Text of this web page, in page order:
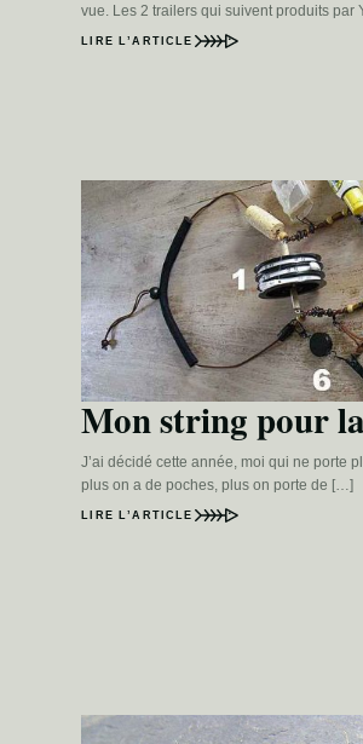
vue. Les 2 trailers qui suivent produits par
LIRE L’ARTICLE
Mon string pour
J’ai décidé cette année, moi qui ne porte
plus on a de poches, plus on porte de […]
LIRE L’ARTICLE